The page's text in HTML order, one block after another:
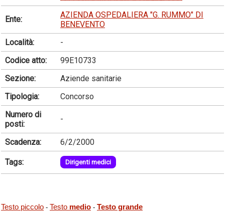
Ente:
AZIENDA OSPEDALIERA "G. RUMMO" DI
BENEVENTO
Località:
-
Codice atto:
99E10733
Sezione:
Aziende sanitarie
Tipologia:
Concorso
Numero di
posti:
-
Scadenza: 6/2/2000
Tags: Dirigenti medici
Testo piccolo - Testo medio - Testo grande